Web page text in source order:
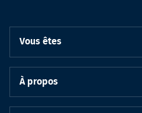
Vous êtes
À propos